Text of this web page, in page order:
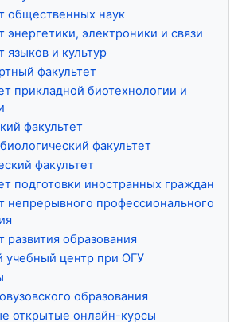
общественных наук
энергетики, электроники и связи
языков и культур
факультет
прикладной биотехнологии и
факультет
факультет
факультет
подготовки иностранных граждан
непрерывного профессионального
развития образования
учебный центр при ОГУ
образования
открытые онлайн-курсы